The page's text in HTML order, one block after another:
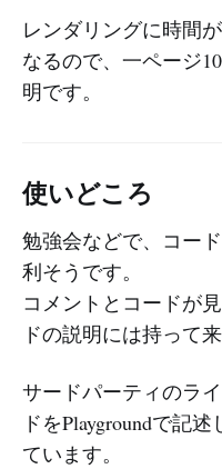
レンダリングに時間
なるので、一ページ
明です。
使いどころ
勉強会などで、コー
利そうです。
コメントとコードが
ドの説明には持って来
サードパーティのラ
ドをPlaygroundで記
ています。